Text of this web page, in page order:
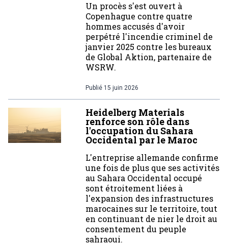
Un procès s'est ouvert à
Copenhague contre quatre
hommes accusés d'avoir
perpétré l'incendie criminel de
janvier 2025 contre les bureaux
de Global Aktion, partenaire de
WSRW.
Publié 15 juin 2026
Heidelberg Materials
renforce son rôle dans
l'occupation du Sahara
Occidental par le Maroc
L'entreprise allemande confirme
une fois de plus que ses activités
au Sahara Occidental occupé
sont étroitement liées à
l'expansion des infrastructures
marocaines sur le territoire, tout
en continuant de nier le droit au
consentement du peuple
sahraoui.